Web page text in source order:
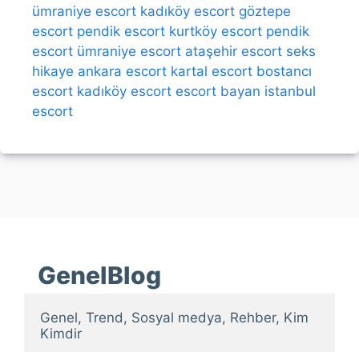
ümraniye escort kadıköy escort göztepe
escort pendik escort kurtköy escort pendik
escort ümraniye escort ataşehir escort seks
hikaye ankara escort kartal escort bostancı
escort kadıköy escort escort bayan istanbul
escort
GenelBlog
Genel, Trend, Sosyal medya, Rehber, Kim
Kimdir